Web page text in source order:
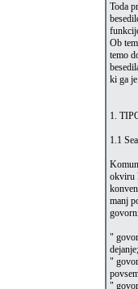
Toda
Ob
temo
ki ga
1.
1.1
okviru
manj
"
dejanje;
"
"